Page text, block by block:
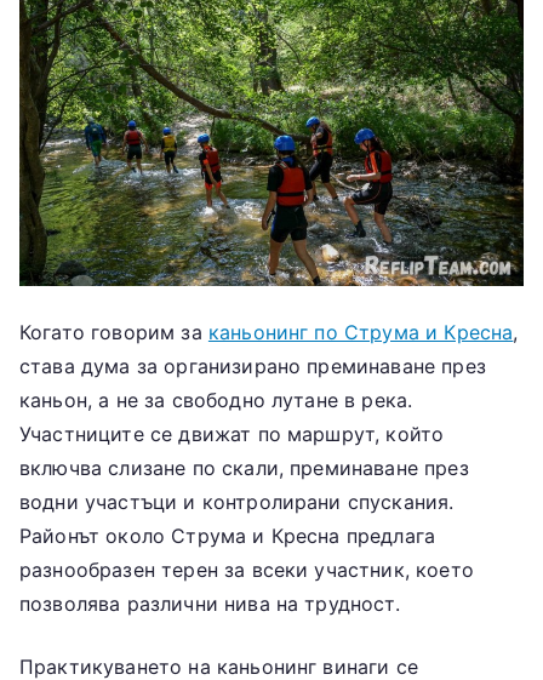
Когато говорим за каньонинг по Струма и Кресна,
става дума за организирано преминаване през
каньон, а не за свободно лутане в река.
Участниците се движат по маршрут, който
включва слизане по скали, преминаване през
водни участъци и контролирани спускания.
Районът около Струма и Кресна предлага
разнообразен терен за всеки участник, което
позволява различни нива на трудност.
Практикуването на каньонинг винаги се